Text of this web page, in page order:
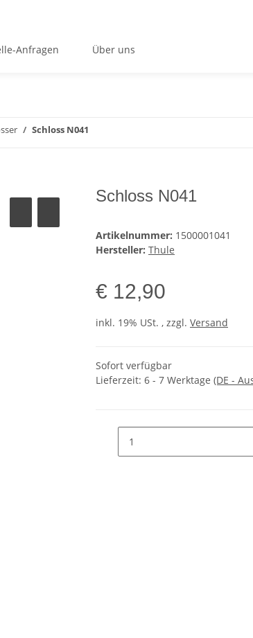
Anfragen Über uns
Schloss N041
Schloss N041
Artikelnummer: 1500001041
Hersteller: Thule
€ 12,90
inkl. 19% USt. , zzgl. Versand
Sofort verfügbar
Lieferzeit: 6 - 7 Werktage (DE -